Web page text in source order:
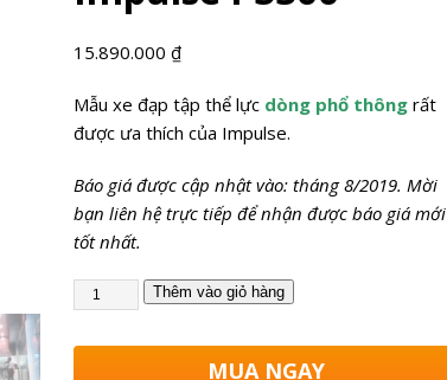
Gym Trên Toàn Quốc
dân: Thái Hòa Gym tại Nghệ An
thông: HC Fitness tại TP. Hải Dương
Hiệu Quả】Hướng dẫn từ A đến Z
15.890.000 ₫
Mẫu xe đạp tập thể lực dòng phổ thôngrất
được ưa thích của Impulse.
Báo giá được cập nhật vào: tháng 8/2019. Mời
bạn liên hệ trực tiếp để nhận được báo giá mới
tốt nhất.
Thêm vào giỏ hàng
MUA NGAY